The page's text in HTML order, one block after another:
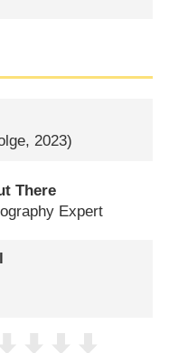
2023)
There
Expert